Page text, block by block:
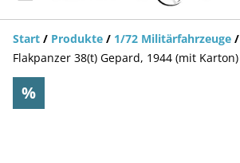
Start / Produkte / 1/72 Militärfahrzeuge /
Flakpanzer 38(t) Gepard, 1944 (mit Karton)
%